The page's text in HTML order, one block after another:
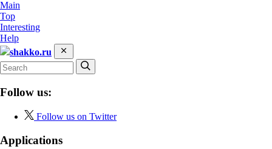
Main
Top
Interesting
Help
shakko.ru
Follow us:
Follow us on Twitter
Applications